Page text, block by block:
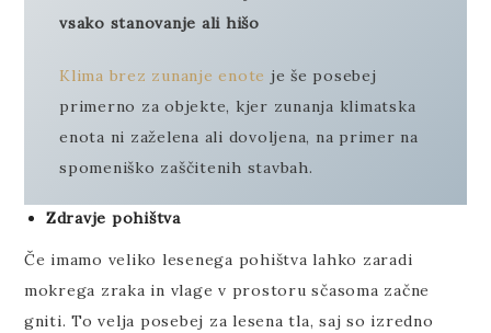
vsako stanovanje ali hišo
Klima brez zunanje enote je še posebej
primerno za objekte, kjer zunanja klimatska
enota ni zaželena ali dovoljena, na primer na
spomeniško zaščitenih stavbah.
Zdravje pohištva
Če imamo veliko lesenega pohištva lahko zaradi
mokrega zraka in vlage v prostoru sčasoma začne
gniti. To velja posebej za lesena tla, saj so izredno